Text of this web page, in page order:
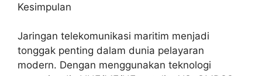
Kesimpulan
Jaringan telekomunikasi maritim menjadi
tonggak penting dalam dunia pelayaran
modern. Dengan menggunakan teknologi